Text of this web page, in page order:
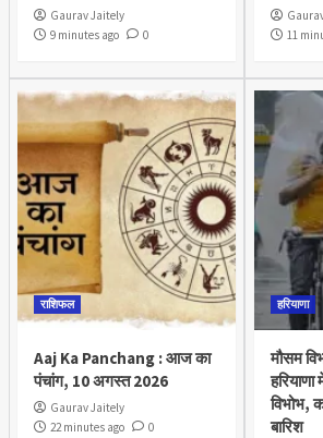
Gaurav Jaitely
9 minutes ago
0
11
राशिफल
Aaj Ka Panchang : आज का
पंचांग, 10 अगस्त 2026
Gaurav Jaitely
22 minutes ago
0
हरियाणा
मौसम
विभोभ,
बारिश